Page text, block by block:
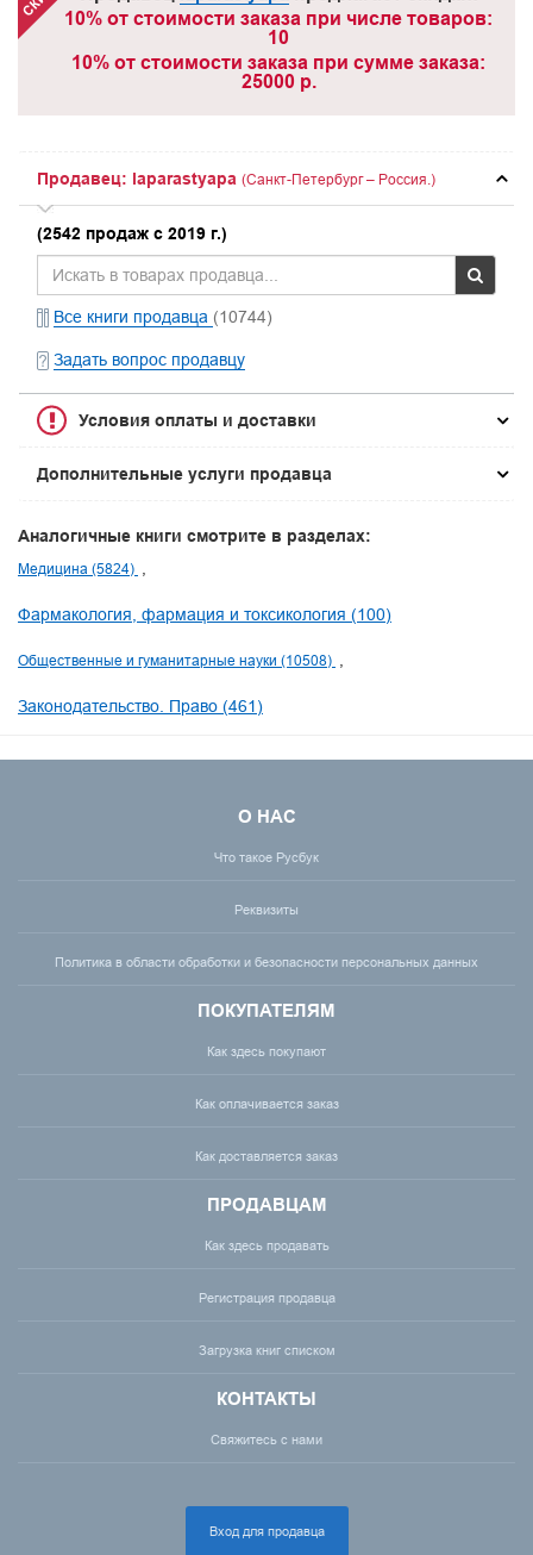
10% от стоимости заказа при числе товаров:
10
10% от стоимости заказа при сумме заказа:
25000 р.
Продавец: laparastyapa (Санкт-Петербург – Россия.)
(2542 продаж с 2019 г.)
Все книги продавца (10744)
Задать вопрос продавцу
Условия оплаты и доставки
Дополнительные услуги продавца
Аналогичные книги смотрите в разделах:
Медицина (5824)
Фармакология, фармация и токсикология (100)
Общественные и гуманитарные науки (10508)
Законодательство. Право (461)
О НАС
Что такое Русбук
Реквизиты
Политика в области обработки и безопасности персональных данных
ПОКУПАТЕЛЯМ
Как здесь покупают
Как оплачивается заказ
Как доставляется заказ
ПРОДАВЦАМ
Как здесь продавать
Регистрация продавца
Загрузка книг списком
КОНТАКТЫ
Свяжитесь с нами
Вход для продавца